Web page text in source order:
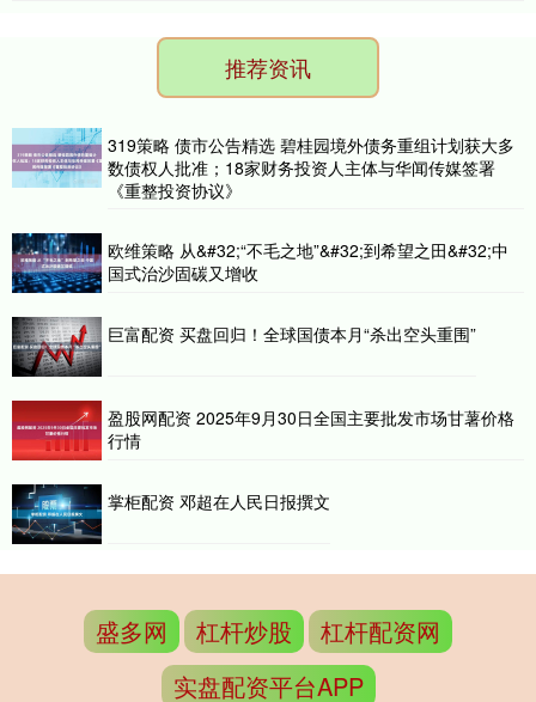
推荐资讯
319策略 债市公告精选 碧桂园境外债务重组计划获大多
数债权人批准；18家财务投资人主体与华闻传媒签署
《重整投资协议》
欧维策略 从&#32;“不毛之地”&#32;到希望之田&#32;中
国式治沙固碳又增收
巨富配资 买盘回归！全球国债本月“杀出空头重围”
盈股网配资 2025年9月30日全国主要批发市场甘薯价格
行情
掌柜配资 邓超在人民日报撰文
盛多网 杠杆炒股
杠杆配资网
实盘配资平台APP